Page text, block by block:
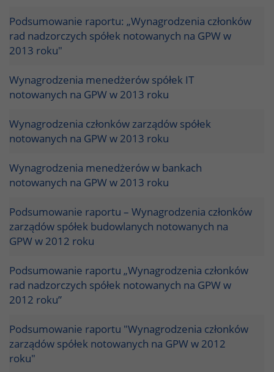
Podsumowanie raportu: „Wynagrodzenia członków
rad nadzorczych spółek notowanych na GPW w
2013 roku"
Wynagrodzenia menedżerów spółek IT
notowanych na GPW w 2013 roku
Wynagrodzenia członków zarządów spółek
notowanych na GPW w 2013 roku
Wynagrodzenia menedżerów w bankach
notowanych na GPW w 2013 roku
Podsumowanie raportu – Wynagrodzenia członków
zarządów spółek budowlanych notowanych na
GPW w 2012 roku
Podsumowanie raportu „Wynagrodzenia członków
rad nadzorczych spółek notowanych na GPW w
2012 roku”
Podsumowanie raportu "Wynagrodzenia członków
zarządów spółek notowanych na GPW w 2012
roku"